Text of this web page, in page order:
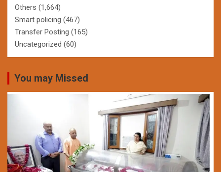
Others (1,664)
Smart policing (467)
Transfer Posting (165)
Uncategorized (60)
You may Missed